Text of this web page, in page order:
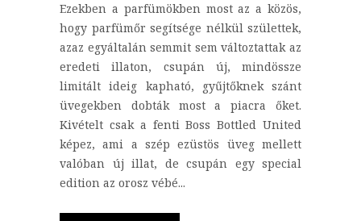
Ezekben a parfümökben most az a közös,
hogy parfümőr segítsége nélkül születtek,
azaz egyáltalán semmit sem változtattak az
eredeti illaton, csupán új, mindössze
limitált ideig kapható, gyűjtőknek szánt
üvegekben dobták most a piacra őket.
Kivételt csak a fenti Boss Bottled United
képez, ami a szép ezüstös üveg mellett
valóban új illat, de csupán egy special
edition az orosz vébé...